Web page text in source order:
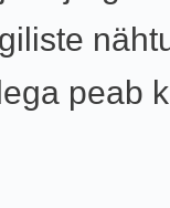
peab